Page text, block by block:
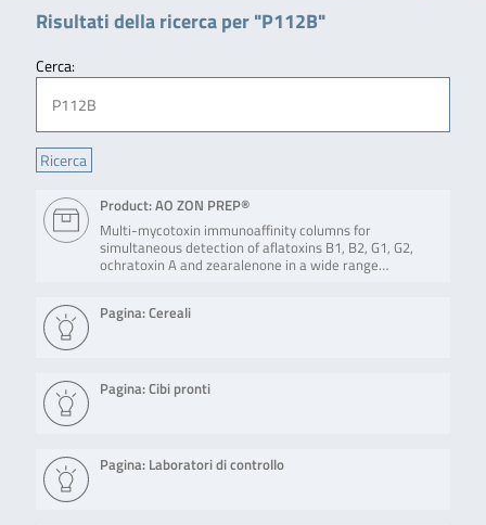
Risultati della ricerca per "P112B"
Cerca:
Product: AO ZON PREP®
Multi-mycotoxin immunoaffinity columns for
simultaneous detection of aflatoxins B1, B2, G1, G2,
ochratoxin A and zearalenone in a wide range…
Pagina: Cereali
Pagina: Cibi pronti
Pagina: Laboratori di controllo